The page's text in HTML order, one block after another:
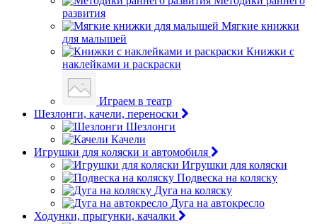
развития
Мягкие книжки
для малышей
Книжки с
наклейками и раскраски
Играем в театр
Шезлонги, качели, переноски
Шезлонги
Качели
Игрушки для коляски и автомобиля
Игрушки для коляски
Подвеска на коляску
Дуга на коляску
Дуга на автокресло
Ходунки, прыгунки, качалки